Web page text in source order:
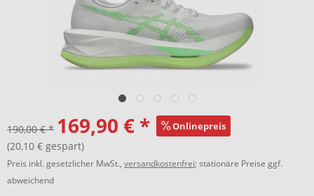
190,00 € * 169,90 € * Onlinepreis
(20,10 € gespart)
Preis inkl. gesetzlicher MwSt., versandkostenfrei; stationäre Preise ggf.
abweichend